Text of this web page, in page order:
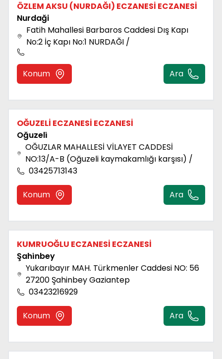
ÖZLEM AKSU (NURDAĞI) ECZANESİ ECZANESİ
Nurdaği
Fatih Mahallesi Barbaros Caddesi Dış Kapı
No:2 İç Kapı No:1 NURDAĞI /
Konum Ara
OĞUZELİ ECZANESİ ECZANESİ
Oğuzeli̇
OĞUZLAR MAHALLESİ VİLAYET CADDESİ
NO:13/A-B (Oğuzeli kaymakamlığı karşısı) /
03425713143
Konum Ara
KUMRUOĞLU ECZANESİ ECZANESİ
Şahi̇nbey
Yukarıbayır MAH. Türkmenler Caddesi NO: 56
27200 Şahinbey Gaziantep
03423216929
Konum Ara